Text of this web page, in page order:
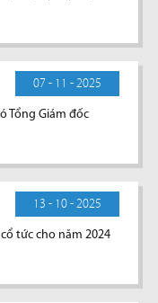
07 - 11 - 2025
Tổng Giám đốc
13 - 10 - 2025
tức cho năm 2024